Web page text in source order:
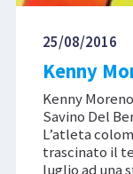
25/08/2016
Kenny
Kenny
Savino Del
L’atleta
trascinato il
luglio ad una